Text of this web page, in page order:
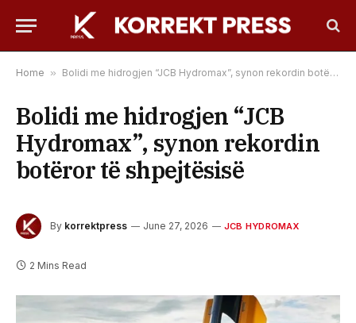
Home » Bolidi me hidrogjen “JCB Hydromax”, synon rekordin botëror të shpejtësisë
Bolidi me hidrogjen “JCB
Hydromax”, synon rekordin
botëror të shpejtësisë
By korrektpress June 27, 2026 JCB HYDROMAX
2 Mins Read